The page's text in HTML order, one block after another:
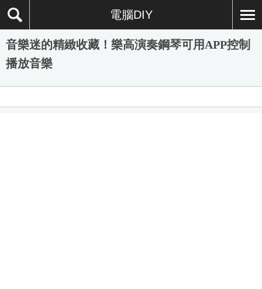
電腦DIY
音樂迷的精緻收藏！樂高演奏鋼琴可用APP控制
播放音樂